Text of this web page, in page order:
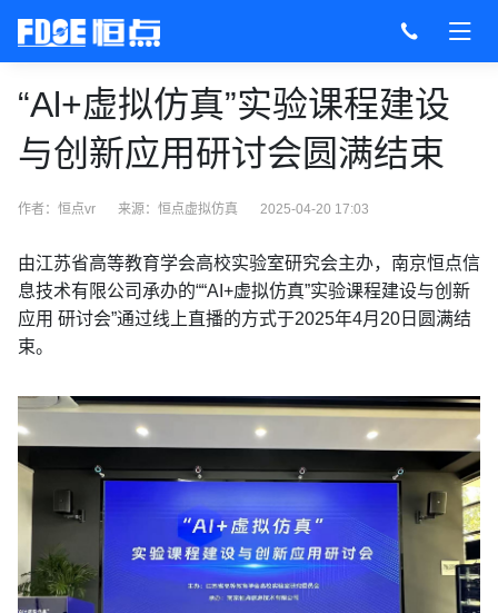
“Al+虚拟仿真”实验课程建设
与创新应用研讨会圆满结束
作者：恒点vr 来源： 恒点虚拟仿真 2025-04-20 17:03
由江苏省高等教育学会高校实验室研究会主办，南京恒点信
息技术有限公司承办的““AI+虚拟仿真”实验课程建设与创新
应用 研讨会”通过线上直播的方式于2025年4月20日圆满结
束。